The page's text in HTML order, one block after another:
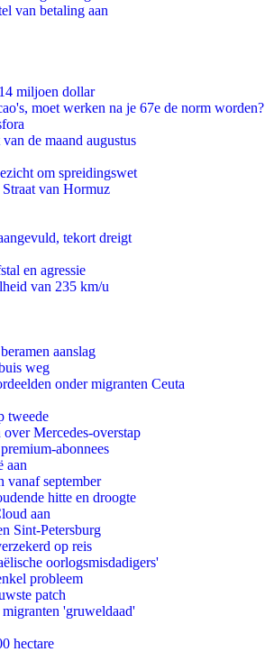
van betaling aan
miljoen dollar
moet werken na je 67e de norm worden?
de maand augustus
om spreidingswet
van Hormuz
tekort dreigt
en agressie
van 235 km/u
aanslag
weg
onder migranten Ceuta
tweede
Mercedes-overstap
abonnees
aan
vanaf september
hitte en droogte
aan
Sint-Petersburg
op reis
oorlogsmisdadigers'
probleem
patch
'gruweldaad'
hectare